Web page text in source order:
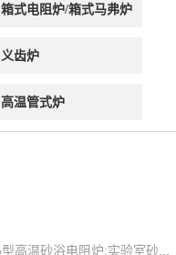
箱式电阻炉/箱式马弗炉
义齿炉
高温管式炉
小型高温砂浴电阻炉:实验室砂浴炉